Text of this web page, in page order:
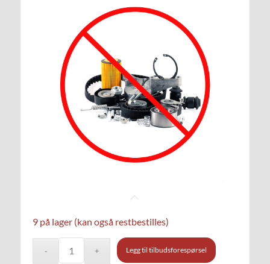
9 på lager (kan også restbestilles)
Legg til tilbudsforespørsel